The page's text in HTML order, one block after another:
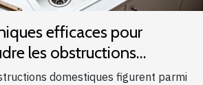
efficaces pour
les obstructions
courantes
domestiques figurent parmi